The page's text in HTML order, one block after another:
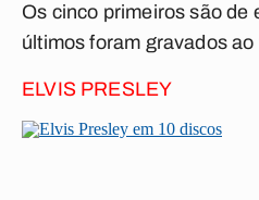
Os cinco primeiros são de
últimos foram gravados ao
ELVIS PRESLEY